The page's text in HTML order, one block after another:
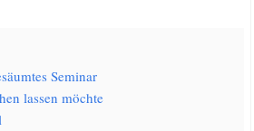
Seminar
las­sen möchte